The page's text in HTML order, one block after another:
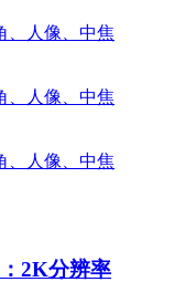
2K分辨率